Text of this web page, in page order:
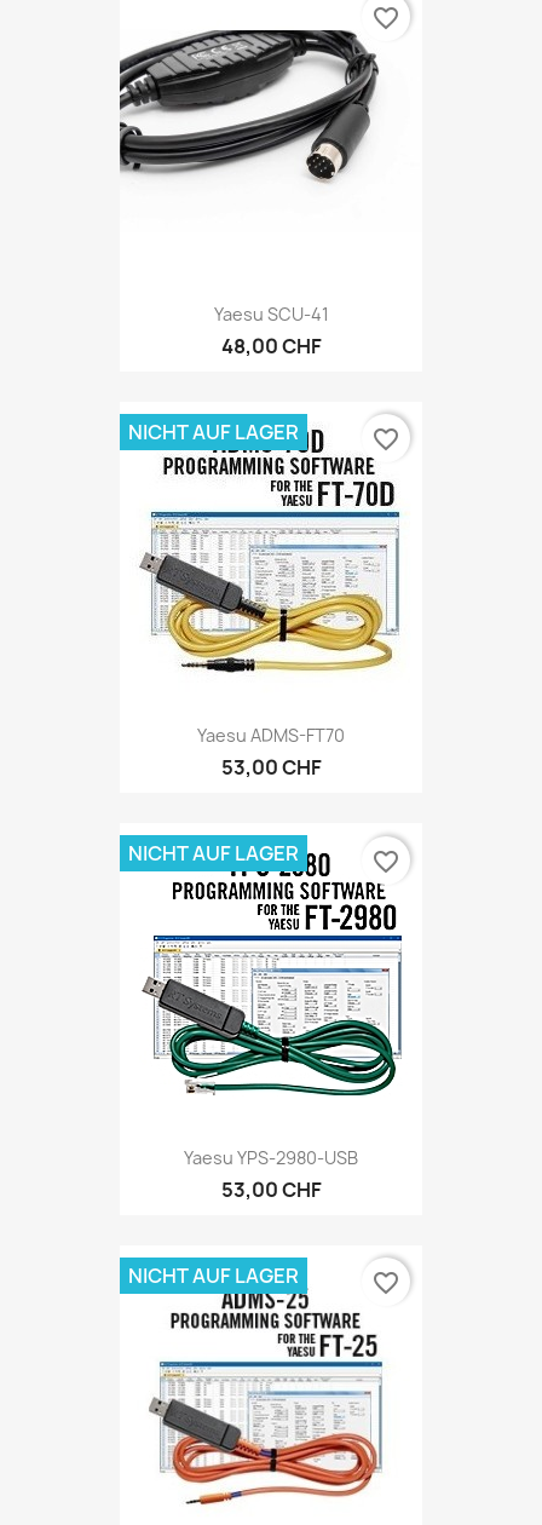
Yaesu SCU-41
48,00 CHF
favorite_border
Yaesu ADMS-FT70
53,00 CHF
NICHT AUF LAGER favorite_border
Yaesu YPS-2980-USB
53,00 CHF
NICHT AUF LAGER favorite_border
NICHT AUF LAGER favorite_border